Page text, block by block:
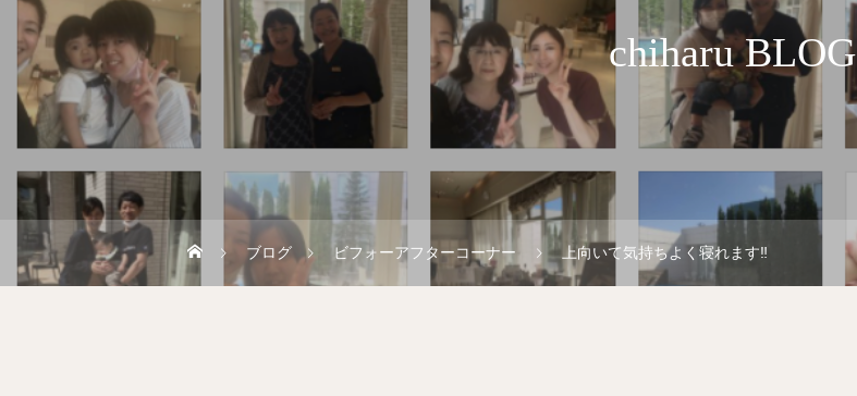
chiharu BLOG
ブログ ビフォーアフターコーナー 上向いて気持ちよく寝れます‼️